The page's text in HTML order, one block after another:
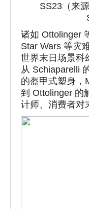
SS23（来
诸如 Ottolinger
Star Wars 等灾
世界末日场景科
从 Schiaparelli
的盔甲式塑身，
到 Ottolinger 的
计师、消费者对